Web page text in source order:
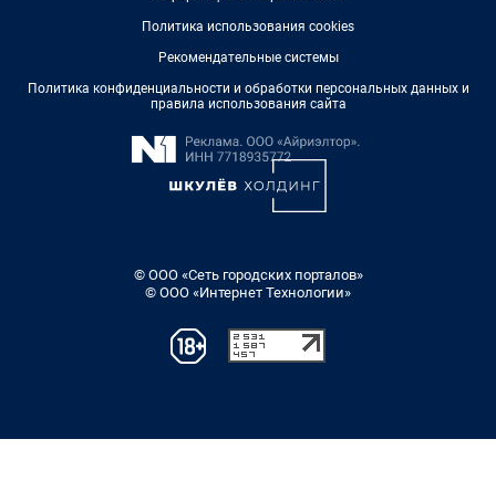
Политика использования cookies
Рекомендательные системы
Политика конфиденциальности и обработки персональных данных и
правила использования сайта
© ООО «Сеть городских порталов»
© ООО «Интернет Технологии»